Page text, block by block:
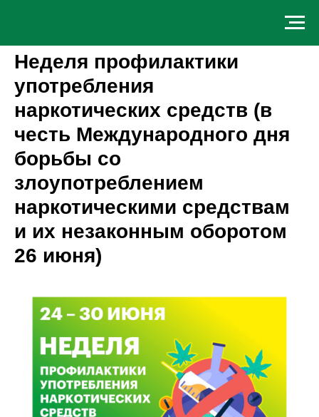
Неделя профилактики
употребления
наркотических средств (в
честь Международного дня
борьбы со
злоупотреблением
наркотическими средствам
и их незаконным оборотом
26 июня)